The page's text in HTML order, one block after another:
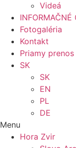
Videá
INFORMAČNÉ
Fotogaléria
Kontakt
Priamy prenos
SK
SK
EN
PL
DE
Menu
Hora Zvir